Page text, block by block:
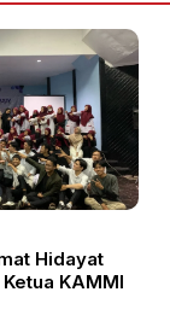
Hidayat
KAMMI